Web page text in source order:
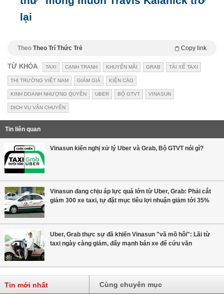
lại
Theo Theo Trí Thức Trẻ Copy link
TỪ KHÓA TAXI CẠNH TRANH KHUYẾN MÃI GRAB TÀI XẾ TAXI
THỊ TRƯỜNG VIỆT NAM GIẢM GIÁ KIỆN CÁO
KINH DOANH NHƯỢNG QUYỀN UBER BỘ GTVT VINASUN
DỊCH VỤ VẬN CHUYỂN
Tin liên quan
Vinasun kiến nghị xử lý Uber và Grab, Bộ GTVT nói gì?
Vinasun đang chịu áp lực quá lớn từ Uber, Grab: Phải cắt
giảm 300 xe taxi, tự đặt mục tiêu lợi nhuận giảm tới 35%
Uber, Grab thực sự đã khiến Vinasun "vã mồ hôi": Lãi từ
taxi ngày càng giảm, đẩy mạnh bán xe để cứu vãn
Tin mới nhất Cùng chuyên mục